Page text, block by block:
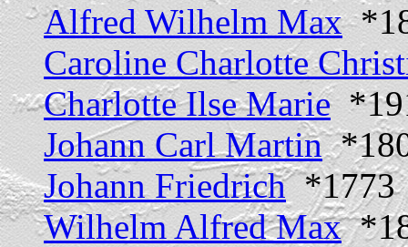
Alfred Wilhelm Max
Caroline Charlotte
Charlotte Ilse Marie
Johann Carl Martin
Johann Friedrich*1773
Wilhelm Alfred Max